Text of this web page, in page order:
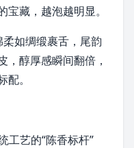
藏，越泡越明显。
如绸缎裹舌，尾韵
，醇厚感瞬间翻倍，
。
工艺的“陈香标杆”